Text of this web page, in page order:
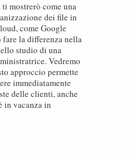
mostrerò come una
dei file in
come Google
fare la differenza nella
studio di una
Vedremo
approccio permette
immediatamente
delle clienti, anche
in vacanza in